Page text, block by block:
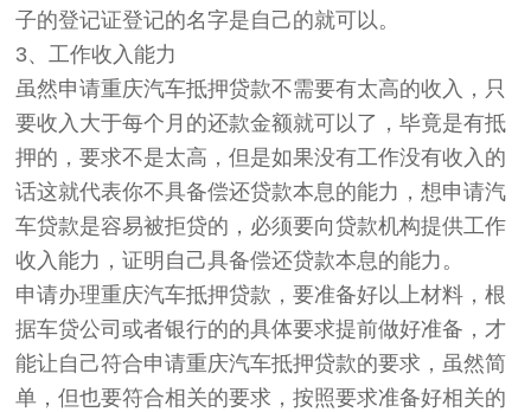
子的登记证登记的名字是自己的就可以。
3、工作收入能力
虽然申请重庆汽车抵押贷款不需要有太高的收入，只
要收入大于每个月的还款金额就可以了，毕竟是有抵
押的，要求不是太高，但是如果没有工作没有收入的
话这就代表你不具备偿还贷款本息的能力，想申请汽
车贷款是容易被拒贷的，必须要向贷款机构提供工作
收入能力，证明自己具备偿还贷款本息的能力。
申请办理重庆汽车抵押贷款，要准备好以上材料，根
据车贷公司或者银行的的具体要求提前做好准备，才
能让自己符合申请重庆汽车抵押贷款的要求，虽然简
单，但也要符合相关的要求，按照要求准备好相关的